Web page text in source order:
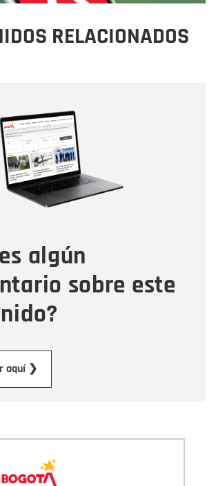
RELACIONADOS
algún
sobre este
aquí ❯